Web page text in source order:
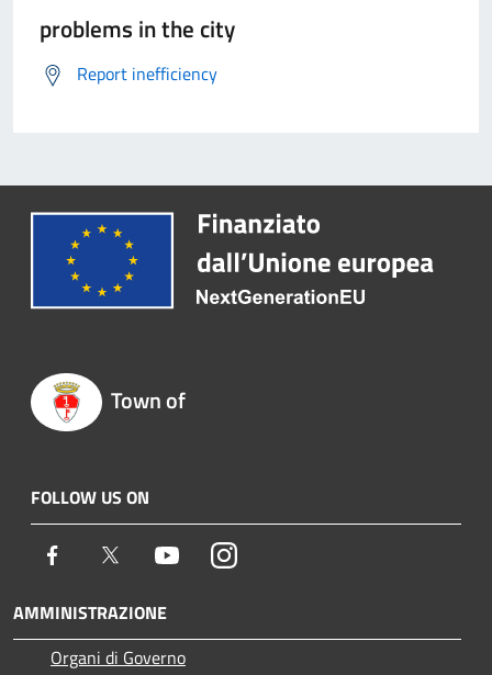
problems in the city
Report inefficiency
Town of
FOLLOW US ON
Facebook Twitter YoutubeInstagram
AMMINISTRAZIONE
Organi di Governo